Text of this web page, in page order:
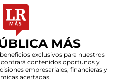
MÁS
exclusivos para nuestros
contenidos oportunos y
empresariales, financieras y
acertadas.